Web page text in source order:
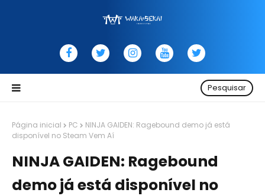
Pesquisar
Página inicial PC
NINJA GAIDEN: Ragebound demo já está
disponível no Steam Vem Aí
NINJA GAIDEN: Ragebound
demo já está disponível no